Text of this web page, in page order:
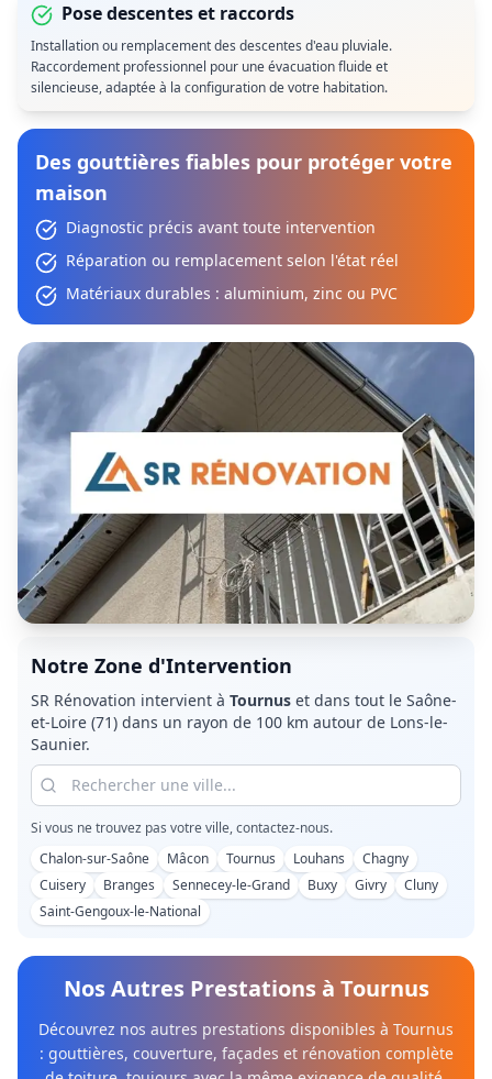
Pose descentes et raccords
Installation ou remplacement des descentes d'eau pluviale.
Raccordement professionnel pour une évacuation fluide et
silencieuse, adaptée à la configuration de votre habitation.
Des gouttières fiables pour protéger votre
maison
Diagnostic précis avant toute intervention
Réparation ou remplacement selon l'état réel
Matériaux durables : aluminium, zinc ou PVC
Notre Zone d'Intervention
SR Rénovation intervient à Tournus et dans tout le Saône-
et-Loire (71) dans un rayon de 100 km autour de Lons-le-
Saunier.
Si vous ne trouvez pas votre ville, contactez-nous.
Chalon-sur-Saône
Mâcon Tournus Louhans
Chagny
Cuisery
Branges Sennecey-le-Grand Buxy Givry
Cluny
Saint-Gengoux-le-National
Nos Autres Prestations à Tournus
Découvrez nos autres prestations disponibles à Tournus
: gouttières, couverture, façades et rénovation complète